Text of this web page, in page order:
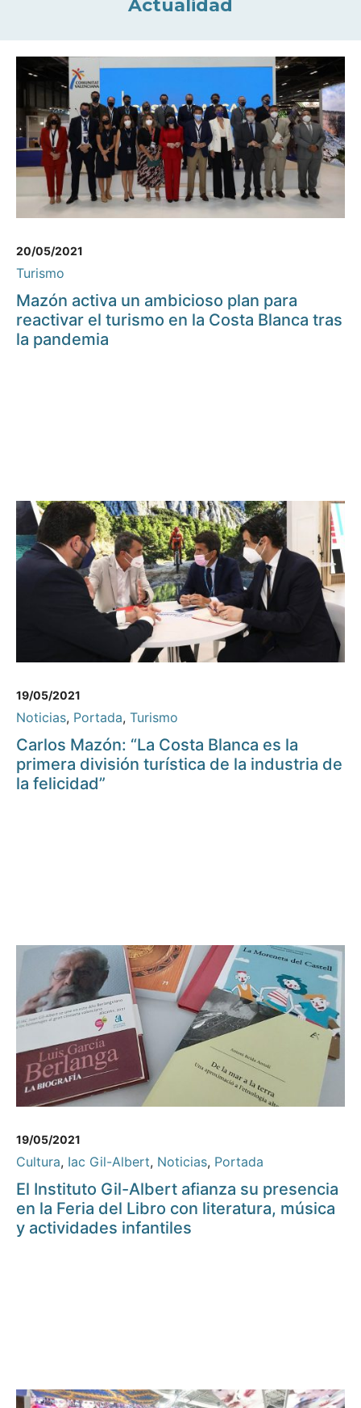
Actualidad
20/05/2021
Turismo
Mazón activa un ambicioso plan para
reactivar el turismo en la Costa Blanca tras
la pandemia
19/05/2021
Noticias, Portada, Turismo
Carlos Mazón: “La Costa Blanca es la
primera división turística de la industria de
la felicidad”
19/05/2021
Cultura, Iac Gil-Albert, Noticias, Portada
El Instituto Gil-Albert afianza su presencia
en la Feria del Libro con literatura, música
y actividades infantiles